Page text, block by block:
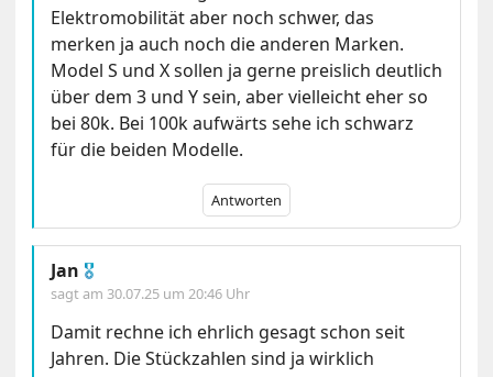
Elektromobilität aber noch schwer, das
merken ja auch noch die anderen Marken.
Model S und X sollen ja gerne preislich deutlich
über dem 3 und Y sein, aber vielleicht eher so
bei 80k. Bei 100k aufwärts sehe ich schwarz
für die beiden Modelle.
Antworten
Jan 🎖
sagt am 30.07.25 um 20:46 Uhr
Damit rechne ich ehrlich gesagt schon seit
Jahren. Die Stückzahlen sind ja wirklich